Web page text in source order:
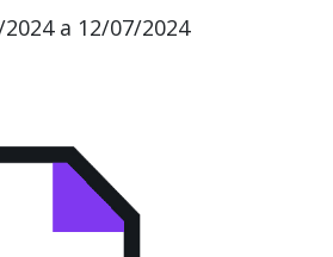
a 12/07/2024